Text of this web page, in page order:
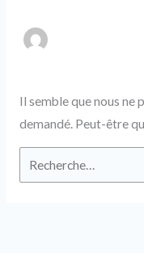
Il semble que nous ne
demandé. Peut-être